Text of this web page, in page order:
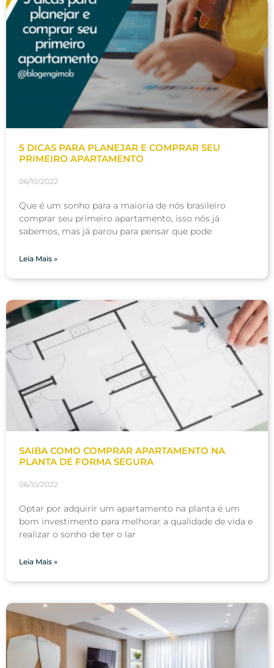
5 DICAS PARA PLANEJAR E COMPRAR SEU
PRIMEIRO APARTAMENTO
06/10/2022
Que é um sonho para a maioria de nós brasileiro
comprar seu primeiro apartamento, isso nós já
sabemos, mas já parou para pensar que pode
Leia Mais »
SAIBA COMO COMPRAR APARTAMENTO NA
PLANTA DE FORMA SEGURA
06/10/2022
Optar por adquirir um apartamento na planta é um
bom investimento para melhorar a qualidade de vida e
realizar o sonho de ter o lar
Leia Mais »